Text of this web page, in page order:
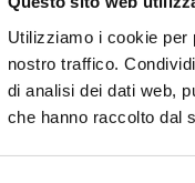
Utilizziamo i cookie per
nostro traffico.
di analisi dei dati web,
che hanno raccolto dal